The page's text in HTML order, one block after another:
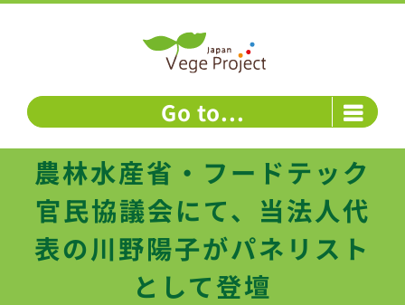
Go to...
農林水産省・フードテック
官民協議会にて、当法人代
表の川野陽子がパネリスト
として登壇